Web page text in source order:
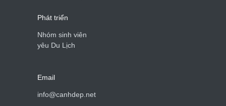
Phát triển
Nhóm sinh viên
yêu Du Lịch
Email
info@canhdep.net